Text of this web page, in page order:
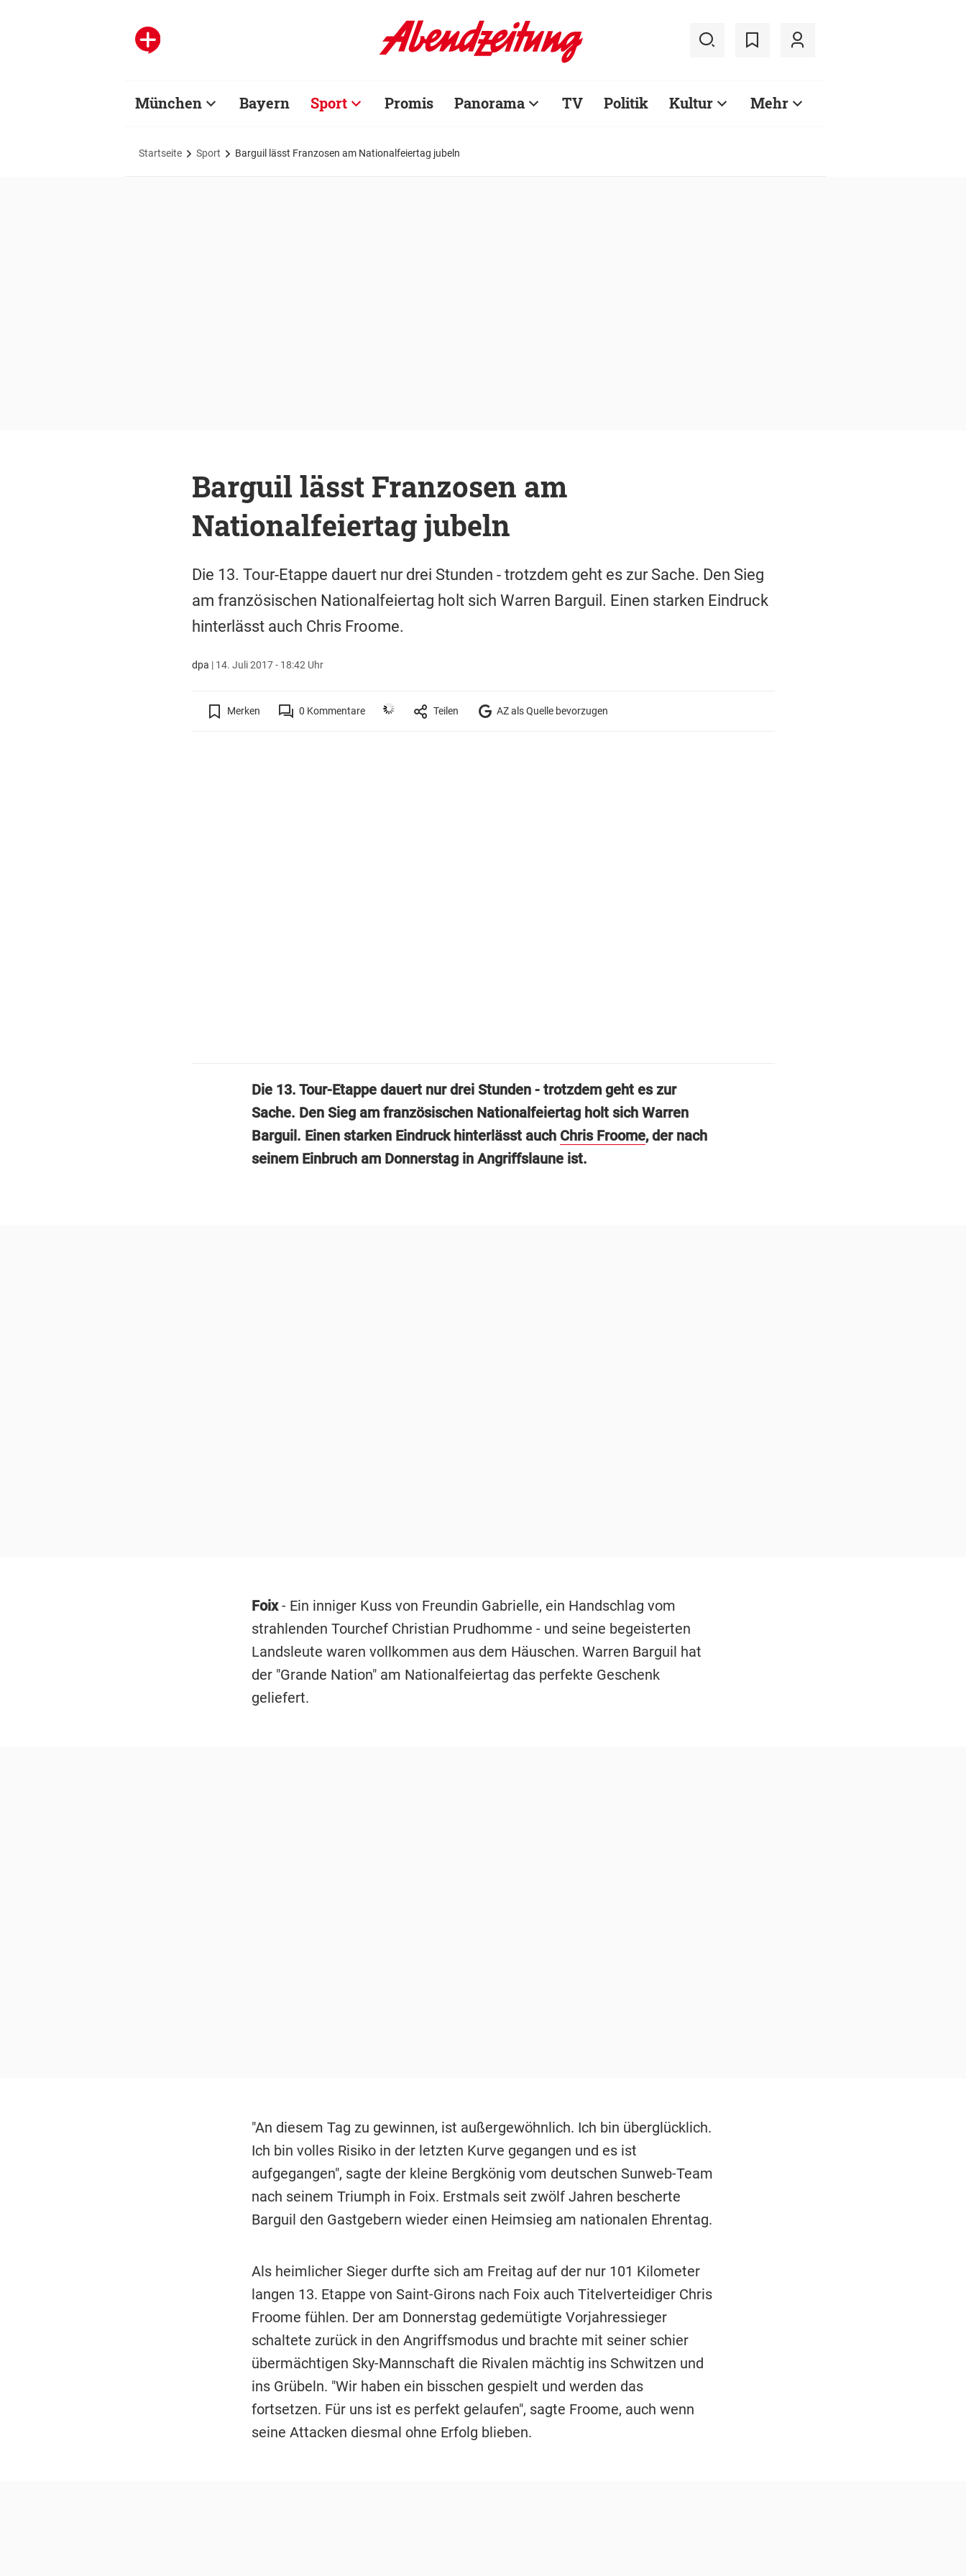
München Bayern Sport Promis Panorama TV Politik Kultur Mehr
Startseite Sport Barguil lässt Franzosen am Nationalfeiertag jubeln
Barguil lässt Franzosen am
Nationalfeiertag jubeln
Die 13. Tour-Etappe dauert nur drei Stunden - trotzdem geht es zur Sache. Den Sieg
am französischen Nationalfeiertag holt sich Warren Barguil. Einen starken Eindruck
hinterlässt auch Chris Froome.
dpa | 14. Juli 2017 - 18:42 Uhr
Merken 0 Kommentare Teilen AZ als Quelle bevorzugen
Die 13. Tour-Etappe dauert nur drei Stunden - trotzdem geht es zur
Sache. Den Sieg am französischen Nationalfeiertag holt sich Warren
Barguil. Einen starken Eindruck hinterlässt auch Chris Froome, der nach
seinem Einbruch am Donnerstag in Angriffslaune ist.
Foix- Ein inniger Kuss von Freundin Gabrielle, ein Handschlag vom
strahlenden Tourchef Christian Prudhomme - und seine begeisterten
Landsleute waren vollkommen aus dem Häuschen. Warren Barguil hat
der "Grande Nation" am Nationalfeiertag das perfekte Geschenk
geliefert.
"An diesem Tag zu gewinnen, ist außergewöhnlich. Ich bin überglücklich.
Ich bin volles Risiko in der letzten Kurve gegangen und es ist
aufgegangen", sagte der kleine Bergkönig vom deutschen Sunweb-Team
nach seinem Triumph in Foix. Erstmals seit zwölf Jahren bescherte
Barguil den Gastgebern wieder einen Heimsieg am nationalen Ehrentag.
Als heimlicher Sieger durfte sich am Freitag auf der nur 101 Kilometer
langen 13. Etappe von Saint-Girons nach Foix auch Titelverteidiger Chris
Froome fühlen. Der am Donnerstag gedemütigte Vorjahressieger
schaltete zurück in den Angriffsmodus und brachte mit seiner schier
übermächtigen Sky-Mannschaft die Rivalen mächtig ins Schwitzen und
ins Grübeln. "Wir haben ein bisschen gespielt und werden das
fortsetzen. Für uns ist es perfekt gelaufen", sagte Froome, auch wenn
seine Attacken diesmal ohne Erfolg blieben.